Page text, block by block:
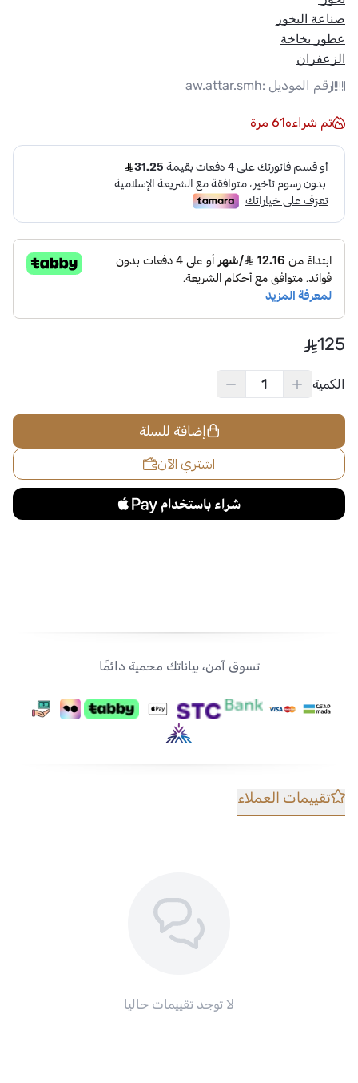
صناعة البخور
عطور بخاخة
الزعفران
رقم الموديل :aw.attar.smh
تم شراءه61 مرة
125
الكمية
إضافة للسلة
اشتري الآن
تسوق آمن، بياناتك محمية دائمًا
تقييمات العملاء
لا توجد تقييمات حاليا